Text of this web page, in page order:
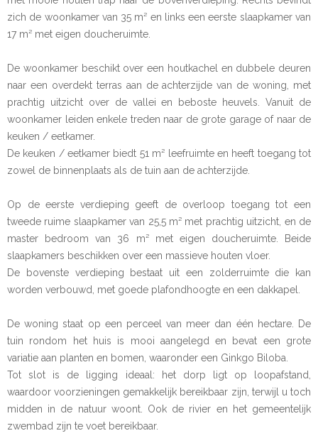
zich de woonkamer van 35 m² en links een eerste slaapkamer van
17 m² met eigen doucheruimte.
De woonkamer beschikt over een houtkachel en dubbele deuren
naar een overdekt terras aan de achterzijde van de woning, met
prachtig uitzicht over de vallei en beboste heuvels. Vanuit de
woonkamer leiden enkele treden naar de grote garage of naar de
keuken / eetkamer.
De keuken / eetkamer biedt 51 m² leefruimte en heeft toegang tot
zowel de binnenplaats als de tuin aan de achterzijde.
Op de eerste verdieping geeft de overloop toegang tot een
tweede ruime slaapkamer van 25,5 m² met prachtig uitzicht, en de
master bedroom van 36 m² met eigen doucheruimte. Beide
slaapkamers beschikken over een massieve houten vloer.
De bovenste verdieping bestaat uit een zolderruimte die kan
worden verbouwd, met goede plafondhoogte en een dakkapel.
De woning staat op een perceel van meer dan één hectare. De
tuin rondom het huis is mooi aangelegd en bevat een grote
variatie aan planten en bomen, waaronder een Ginkgo Biloba.
Tot slot is de ligging ideaal: het dorp ligt op loopafstand,
waardoor voorzieningen gemakkelijk bereikbaar zijn, terwijl u toch
midden in de natuur woont. Ook de rivier en het gemeentelijk
zwembad zijn te voet bereikbaar.